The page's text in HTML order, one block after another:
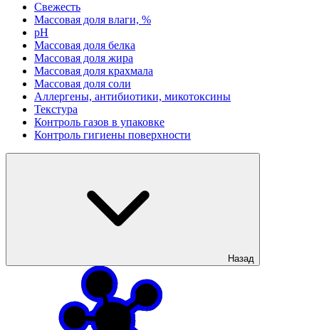
Свежесть
Массовая доля влаги, %
рН
Массовая доля белка
Массовая доля жира
Массовая доля крахмала
Массовая доля соли
Аллергены, антибиотики, микотоксины
Текстура
Контроль газов в упаковке
Контроль гигиены поверхности
Назад